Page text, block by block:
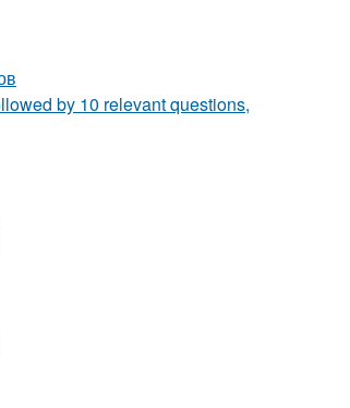
by 10 relevant questions,